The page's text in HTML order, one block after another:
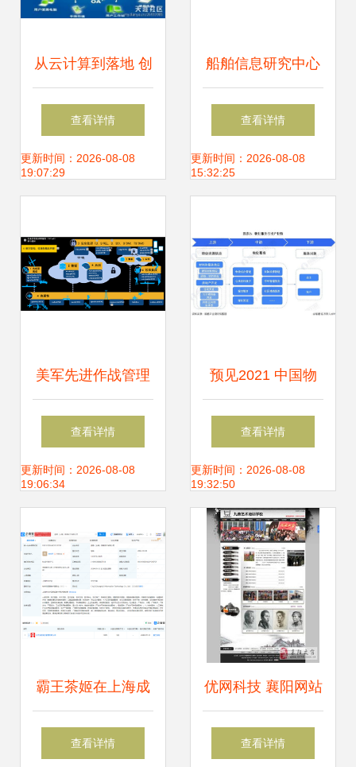
从云计算到落地 创
业者的信息系统集
成服务实战指南
查看详情
更新时间：2026-08-08
19:07:29
船舶信息研究中心
信息技术赋能 智能
制造与系统集成服
查看详情
更新时间：2026-08-08
15:32:25
美军先进作战管理
系统 (ABMS) 发展
概览
查看详情
更新时间：2026-08-08
19:06:34
预见2021 中国物
业服务产业全景图
谱——市场现状、
竞争格局与信息系
统集成服务新趋势
查看详情
更新时间：2026-08-08
19:32:50
霸王茶姬在上海成
立新公司，跨界布
查看详情
优网科技 襄阳网站
建设与信息系统集
查看详情